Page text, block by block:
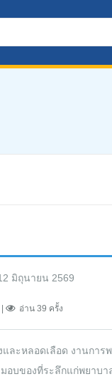
มิถุนายน 2569
อ่าน 39 ครั้ง
ละหลอดเลือด งานการ
อบของที่ระลึกแก่พยาบา